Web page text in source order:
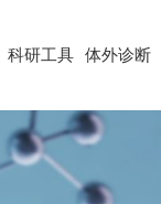
科研工具 体外诊断